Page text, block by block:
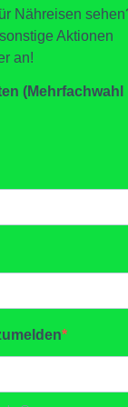
Nähreisen
Aktionen
an!
(Mehrfachwahl